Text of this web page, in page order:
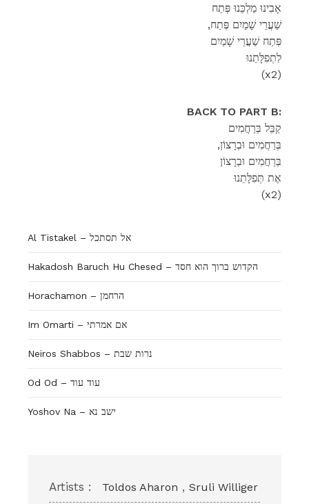
אָבִינוּ מַלְכֵּנוּ פְּתַח
,שַׁעֲרֵי שָׁמַיִם פְּתַח
פְּתַח שַׁעֲרֵי שָׁמַיִם
לִתְפִלָּתֵנוּ
(x2)
BACK TO PART B:
קַבֵּל בְּרַחֲמִים
,בְּרַחֲמִים וּבְרָצוֹן
בְּרַחֲמִים וּבְרָצוֹן
אֶת תְּפִלָּתֵנוּ
(x2)
Al Tistakel – אל תסתכל
Hakadosh Baruch Hu Chesed – הקדוש ברוך הוא חסד
Horachamon – הרחמן
Im Omarti – אם אמרתי
Neiros Shabbos – נרות שבת
Od Od – עוד עוד
Yoshov Na – ישב נא
Artists : Toldos Aharon , Sruli Williger